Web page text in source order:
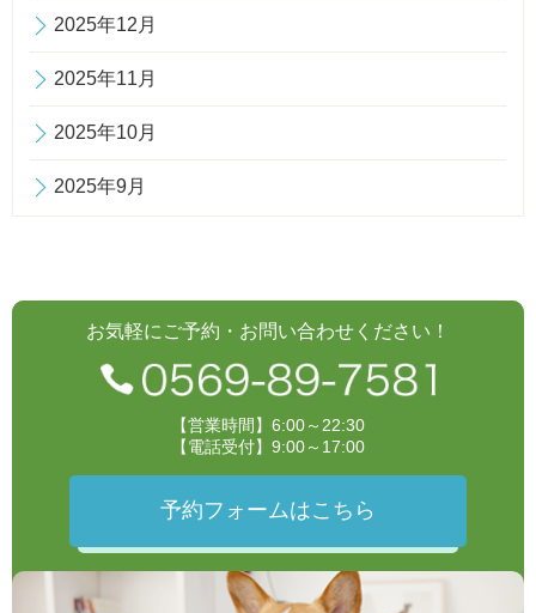
2025年12月
2025年11月
2025年10月
2025年9月
お気軽にご予約・お問い合わせください！
【営業時間】6:00～22:30
【電話受付】9:00～17:00
予約フォームはこちら